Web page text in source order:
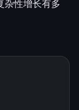
杂性增长有多